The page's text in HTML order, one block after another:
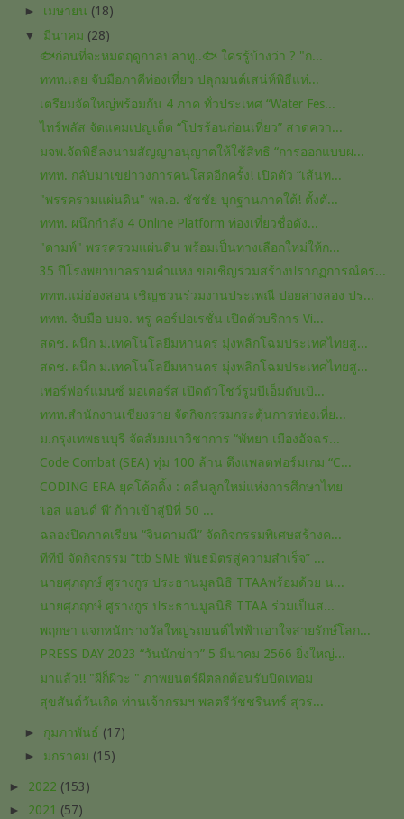
► เมษายน (18)
▼ มีนาคม (28)
🐟ก่อนที่จะหมดฤดูกาลปลาทู..🐟 ใครรู้บ้างว่า ? "ก...
ททท.เลย จับมือภาคีท่องเที่ยว ปลุกมนต์เสน่ห์พิธีแห่...
เตรียมจัดใหญ่พร้อมกัน 4 ภาค ทั่วประเทศ “Water Fes...
ไทร์พลัส จัดแคมเปญเด็ด “โปรร้อนก่อนเที่ยว” สาดควา...
มจพ.จัดพิธีลงนามสัญญาอนุญาตให้ใช้สิทธิ “การออกแบบผ...
ททท. กลับมาเขย่าวงการคนโสดอีกครั้ง! เปิดตัว “เส้นท...
"พรรครวมแผ่นดิน" พล.อ. ชัชชัย บุกฐานภาคใต้! ตั้งตั...
ททท. ผนึกกำลัง 4 Online Platform ท่องเที่ยวชื่อดัง...
"ดามพ์" พรรครวมแผ่นดิน​ พร้อมเป็นทางเลือก​ใหม่ให้ก...
35 ปีโรงพยาบาลรามคำแหง ขอเชิญร่วมสร้างปรากฏการณ์คร...
ททท.แม่ฮ่องสอน เชิญชวนร่วมงานประเพณี ปอยส่างลอง ปร...
ททท. จับมือ บมจ. ทรู คอร์ปอเรชั่น เปิดตัวบริการ Vi...
สดช. ผนึก ม.เทคโนโลยีมหานคร มุ่งพลิกโฉมประเทศไทยสู...
สดช. ผนึก ม.เทคโนโลยีมหานคร มุ่งพลิกโฉมประเทศไทยสู...
เพอร์ฟอร์แมนซ์ มอเตอร์ส เปิดตัวโชว์รูมบีเอ็มดับเบิ...
ททท.สำนักงานเชียงราย จัดกิจกรรมกระตุ้นการท่องเที่ย...
ม.กรุงเทพธนบุรี จัดสัมมนาวิชาการ “พัทยา เมืองอัจฉร...
Code Combat (SEA) ทุ่ม 100 ล้าน ดึงแพลตฟอร์มเกม “C...
CODING ERA ยุคโค้ดดิ้ง : คลื่นลูกใหม่แห่งการศึกษาไทย
‘เอส แอนด์ พี’ ก้าวเข้าสู่ปีที่ 50 ...
ฉลองปิดภาคเรียน “จินดามณี” จัดกิจกรรมพิเศษสร้างค...
ทีทีบี จัดกิจกรรม “ttb SME พันธมิตรสู่ความสำเร็จ” ...
นายศุภฤกษ์ ศูรางกูร ประธานมูลนิธิ TTAAพร้อมด้วย น...
นายศุภฤกษ์ ศูรางกูร ประธานมูลนิธิ TTAA​ ร่วมเป็นส...
พฤกษา แจกหนักรางวัลใหญ่รถยนต์ไฟฟ้าเอาใจสายรักษ์โลก...
PRESS DAY 2023 “วันนักข่าว” 5 มีนาคม 2566 ยิ่งใหญ่...
มาแล้ว!! "ผีก็ผีวะ " ภาพยนตร์​ผีตลก​ต้อนรับ​ปิดเทอม​
สุขสันต์วันเกิด ท่านเจ้ากรมฯ พลตรีวัชชรินทร์ สุวร...
► กุมภาพันธ์ (17)
► มกราคม (15)
► 2022 (153)
► 2021 (57)